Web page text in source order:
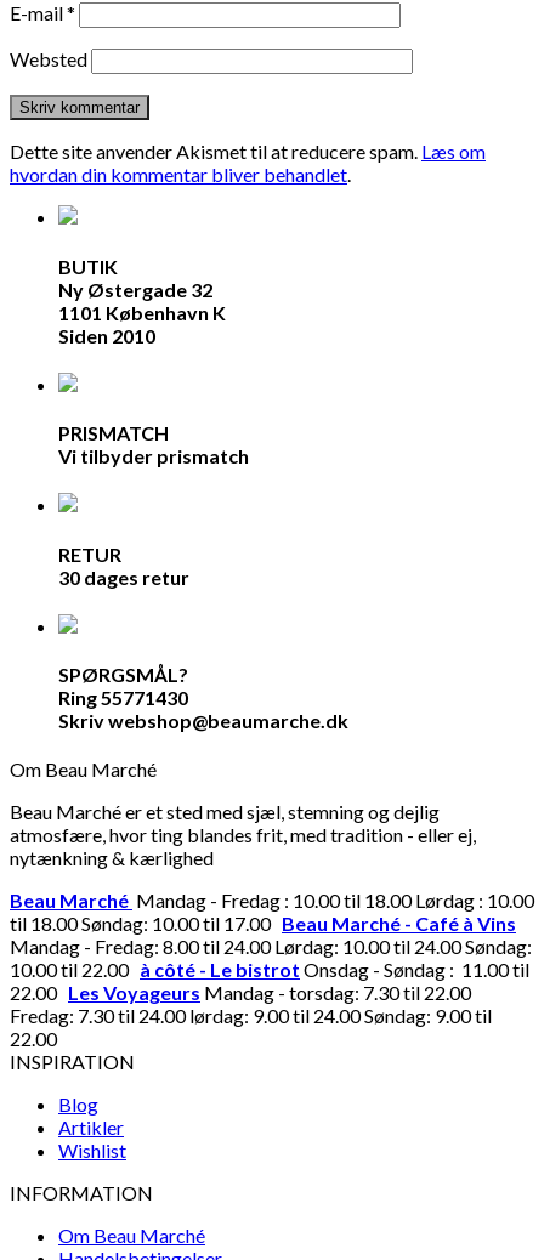
E-mail*
Websted
Dette site anvender Akismet til at reducere spam. Læs om
hvordan din kommentar bliver behandlet.
BUTIK
Ny Østergade 32
1101 København K
Siden 2010
PRISMATCH
Vi tilbyder prismatch
RETUR
30 dages retur
SPØRGSMÅL?
Ring 55771430
Skriv webshop@beaumarche.dk
Om Beau Marché
Beau Marché er et sted med sjæl, stemning og dejlig
atmosfære, hvor ting blandes frit, med tradition - eller ej,
nytænkning & kærlighed
Beau Marché Mandag - Fredag : 10.00 til 18.00 Lørdag : 10.00
til 18.00 Søndag: 10.00 til 17.00 Beau Marché - Café à Vins
Mandag - Fredag: 8.00 til 24.00 Lørdag: 10.00 til 24.00 Søndag:
10.00 til 22.00 à côté - Le bistrot Onsdag - Søndag : 11.00 til
22.00 Les Voyageurs Mandag - torsdag: 7.30 til 22.00
Fredag: 7.30 til 24.00 lørdag: 9.00 til 24.00 Søndag: 9.00 til
22.00
INSPIRATION
Blog
Artikler
Wishlist
INFORMATION
Om Beau Marché